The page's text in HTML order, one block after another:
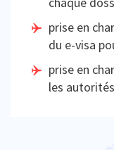
prise en
du e-visa
prise en
les